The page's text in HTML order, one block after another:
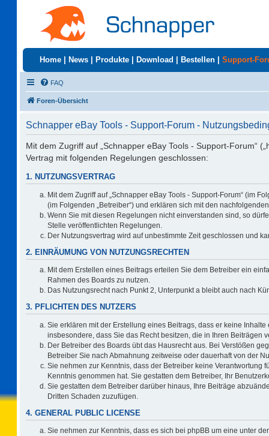
Home News Produkte Download Bestellen Support-
FAQ
Foren-Übersicht
Schnapper eBay Tools - Support-Forum -
Mit dem Zugriff auf „Schnapper eBay Tools - Support-Forum“
Vertrag mit folgenden Regelungen geschlossen:
1. NUTZUNGSVERTRAG
Mit dem Zugriff auf „Schnapper eBay Tools - Support-Forum“ (im
(im Folgenden „Betreiber“) und erklären sich mit den
Wenn Sie mit diesen Regelungen nicht einverstanden sind, so
Stelle veröffentlichten Regelungen.
Der Nutzungsvertrag wird auf unbestimmte Zeit geschlossen und
2. EINRÄUMUNG VON NUTZUNGSRECHTEN
Mit dem Erstellen eines Beitrags erteilen Sie dem Betreiber ein
Rahmen des Boards zu nutzen.
Das Nutzungsrecht nach Punkt 2, Unterpunkt a bleibt auch nach
3. PFLICHTEN DES NUTZERS
Sie erklären mit der Erstellung eines Beitrags, dass er keine
insbesondere, dass Sie das Recht besitzen, die in Ihren Beiträgen
Der Betreiber des Boards übt das Hausrecht aus. Bei Verstößen
Betreiber Sie nach Abmahnung zeitweise oder dauerhaft von der
Sie nehmen zur Kenntnis, dass der Betreiber keine Verantwortung
Kenntnis genommen hat. Sie gestatten dem Betreiber, Ihr
Sie gestatten dem Betreiber darüber hinaus, Ihre Beiträge
Dritten Schaden zuzufügen.
4. GENERAL PUBLIC LICENSE
Sie nehmen zur Kenntnis, dass es sich bei phpBB um eine unter der